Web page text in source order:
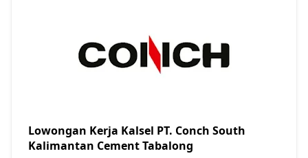
Lowongan Kerja Kalsel PT. Conch South
Kalimantan Cement Tabalong